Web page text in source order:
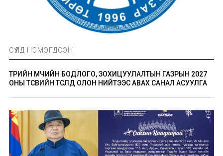
СҮҮЛД НЭМЭГДСЭН
ТӨРИЙН ӨМЧИЙН БОДЛОГО, ЗОХИЦУУЛАЛТЫН ГАЗРЫН 2027
ОНЫ ТӨСВИЙН ТӨСӨЛД ОЛОН НИЙТЭЭС АВАХ САНАЛ АСУУЛГА